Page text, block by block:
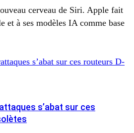
cerveau de Siri. Apple fait
et à ses modèles IA comme base
s’abat sur ces